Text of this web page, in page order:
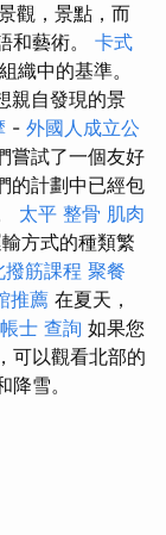
觀，景點，而
和藝術。 卡式
織中的基準。
親自發現的景
- 外國人成立公
嘗試了一個友好
的計劃中已經包
太平 整骨 肌肉
方式的種類繁
撥筋課程 聚餐
推薦 在夏天，
士 查詢 如果您
可以觀看北部的
雪。